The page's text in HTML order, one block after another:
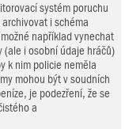
systém poruchu
i schéma
například vynechat
(ale i osobní údaje hráčů)
k nim policie neměla
mohou být v soudních
je podezření, že se
a